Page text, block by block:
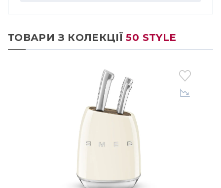
ТОВАРИ З КОЛЕКЦІЇ50 STYLE